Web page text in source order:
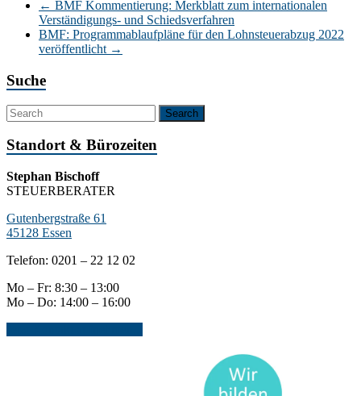
← BMF Kommentierung: Merkblatt zum internationalen
Verständigungs- und Schiedsverfahren
BMF: Programmablaufpläne für den Lohnsteuerabzug 2022
veröffentlicht →
Suche
Standort & Bürozeiten
Stephan Bischoff
STEUERBERATER
Gutenbergstraße 61
45128 Essen
Telefon: 0201 – 22 12 02
Mo – Fr: 8:30 – 13:00
Mo – Do: 14:00 – 16:00